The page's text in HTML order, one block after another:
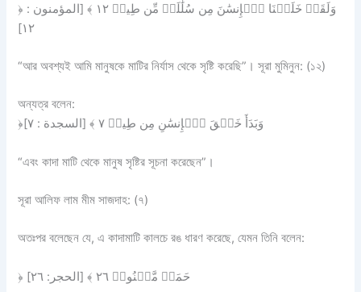
﴿ وَلَقَدۡ خَلَقۡنَا ٱلۡإِنسَٰنَ مِن سُلَٰلَةٖ مِّن طِينٖ ١٢ ﴾ [المؤمنون :
١٢]
“আর অবশ্যই আমি মানুষকে মাটির নির্যাস থেকে সৃষ্টি করেছি”। সূরা মুমিনুন: (১২)
অন্যত্র বলেন:
﴿وَبَدَأَ خَلۡقَ ٱلۡإِنسَٰنِ مِن طِينٖ ٧ ﴾ [السجدة : ٧]
“এবং কাদা মাটি থেকে মানুষ সৃষ্টির সূচনা করেছেন”।
সূরা আলিফ লাম মীম সাজদাহ: (৭)
অতঃপর বলেছেন যে, এ কাদামাটি কালচে রঙ ধারণ করেছে, যেমন তিনি বলেন:
﴿ حَمَإٖ مَّسۡنُونٖ ٢٦ ﴾ [الحجر: ٢٦]